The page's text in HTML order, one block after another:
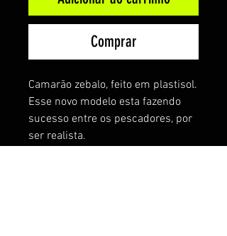
Comprar
Camarão zebalo, feito em plastisol.
Esse novo modelo esta fazendo
sucesso entre os pescadores, por
ser realista.